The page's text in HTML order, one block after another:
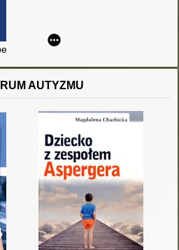
błędy, aby odnieść sukces
AUTYZMU